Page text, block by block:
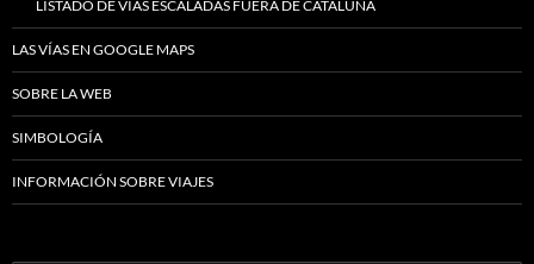
LISTADO DE VÍAS ESCALADAS FUERA DE CATALUÑA
LAS VÍAS EN GOOGLE MAPS
SOBRE LA WEB
SIMBOLOGÍA
INFORMACIÓN SOBRE VIAJES